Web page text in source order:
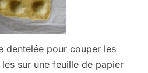
dentelée pour couper les
sur une feuille de papier